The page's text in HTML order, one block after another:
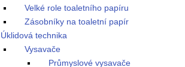
Velké role toaletního papíru
Zásobníky na toaletní papír
Úklidová technika
Vysavače
Průmyslové vysavače